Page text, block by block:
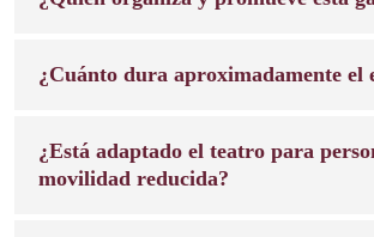
¿Cuánto dura aproximadamente el
¿Está adaptado el teatro para
movilidad reducida?